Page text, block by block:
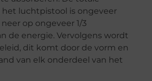
luchtpistool is ongeveer
op ongeveer 1/3
de energie. Vervolgens wordt
dit komt door de vorm en
van elk onderdeel van het